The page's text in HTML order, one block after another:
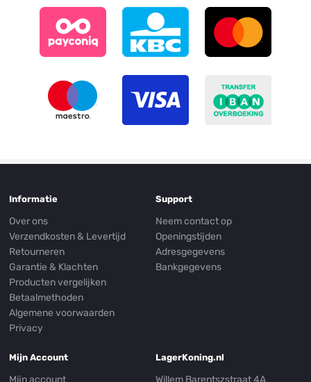
Informatie
Over ons
Verzendkosten & Levertijd
Retourneren
Garantie & Klachten
Producten vergelijken
Betaalmethoden
Algemene voorwaarden
Privacy
Support
Neem contact op
Openingstijden
Adresgegevens
Bankgegevens
Mijn Account
Mijn account
LagerKoning.nl
Willem Barentszstraat 4A